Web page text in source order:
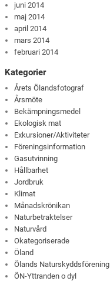
juni 2014
maj 2014
april 2014
mars 2014
februari 2014
Kategorier
Årets Ölandsfotograf
Årsmöte
Bekämpningsmedel
Ekologisk mat
Exkursioner/Aktiviteter
Föreningsinformation
Gasutvinning
Hållbarhet
Jordbruk
Klimat
Månadskrönikan
Naturbetraktelser
Naturvård
Okategoriserade
Öland
Ölands Naturskyddsförening
ÖN-Yttranden o dyl